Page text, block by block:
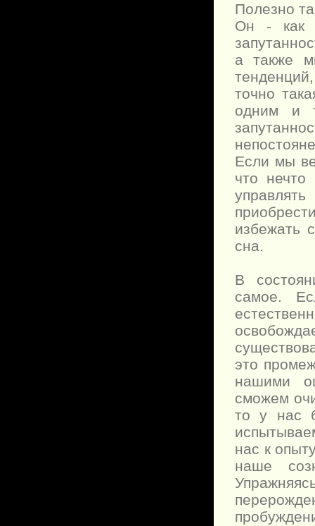
Полезно
Он - как
а также
точно
одним и
Если мы
что нечто
избежать
сна.
В
самое.
это
нашими
сможем
то у нас
нас к
наше